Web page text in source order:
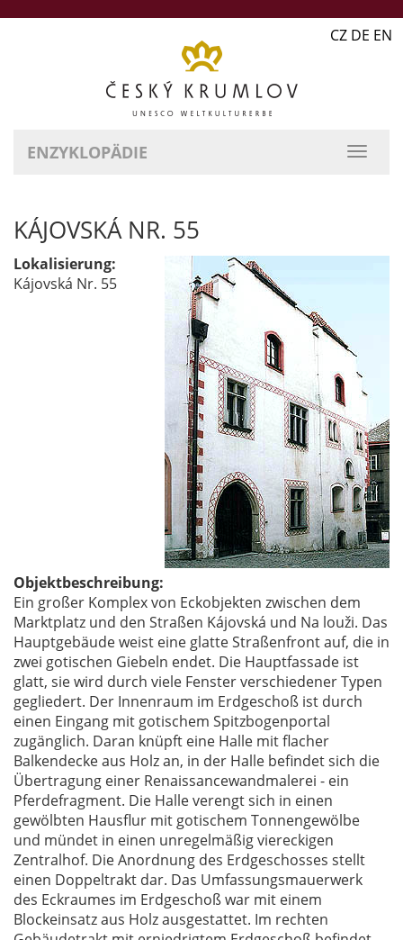
CZ DE EN
ENZYKLOPÄDIE
KÁJOVSKÁ NR. 55
Lokalisierung:
Kájovská Nr. 55
Objektbeschreibung:
Ein großer Komplex von Eckobjekten zwischen dem
Marktplatz und den Straßen Kájovská und Na louži. Das
Hauptgebäude weist eine glatte Straßenfront auf, die in
zwei gotischen Giebeln endet. Die Hauptfassade ist
glatt, sie wird durch viele Fenster verschiedener Typen
gegliedert. Der Innenraum im Erdgeschoß ist durch
einen Eingang mit gotischem Spitzbogenportal
zugänglich. Daran knüpft eine Halle mit flacher
Balkendecke aus Holz an, in der Halle befindet sich die
Übertragung einer Renaissancewandmalerei - ein
Pferdefragment. Die Halle verengt sich in einen
gewölbten Hausflur mit gotischem Tonnengewölbe
und mündet in einen unregelmäßig viereckigen
Zentralhof. Die Anordnung des Erdgeschosses stellt
einen Doppeltrakt dar. Das Umfassungsmauerwerk
des Eckraumes im Erdgeschoß war mit einem
Blockeinsatz aus Holz ausgestattet. Im rechten